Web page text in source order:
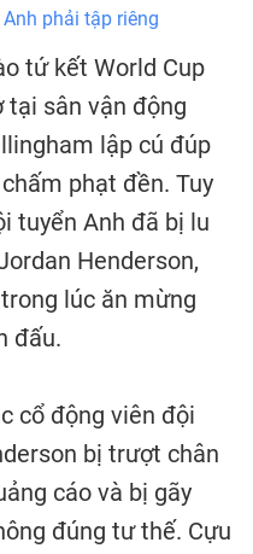
phải tập riêng
tứ kết World Cup
sân vận động
lập cú đúp
phạt đền. Tuy
tuyển Anh đã bị lu
Henderson,
lúc ăn mừng
đấu.
cổ động viên đội
bị trượt chân
cáo và bị gãy
đúng tư thế. Cựu